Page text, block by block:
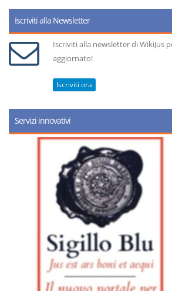
Iscriviti alla Newsletter
Iscriviti alla newsletter di WikiJus
aggiornato!
Iscriviti ora
Servizi innovativi